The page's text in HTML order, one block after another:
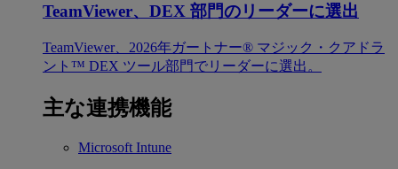
TeamViewer、DEX 部門のリーダーに選出
TeamViewer、2026年ガートナー® マジック・クアドラ
ント™ DEX ツール部門でリーダーに選出。
主な連携機能
Microsoft Intune